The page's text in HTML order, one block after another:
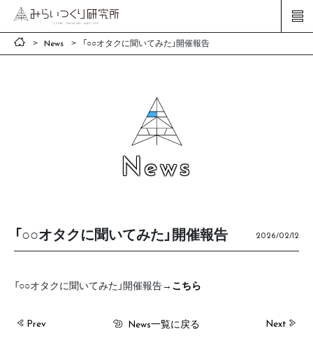
News 「○○オタクに聞いてみた」開催報告
News
「○○オタクに聞いてみた」開催報告 2026/02/12
「○○オタクに聞いてみた」開催報告→ こちら
News一覧に戻る
Prev Next